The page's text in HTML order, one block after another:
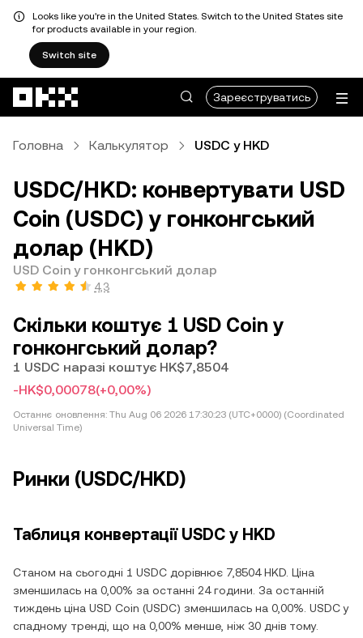
Looks like you're in the United States. Switch to the United States site
for products available in your region.
Switch site
Зареєструватись
Головна Калькулятор USDC у HKD
USDC/HKD: конвертувати USD
Coin (USDC) у гонконгський
долар (HKD)
USD Coin у гонконгський долар
4,3
Скільки коштує 1 USD Coin у
гонконгський долар?
1 USDC наразі коштує HK$7,8504
-HK$0,00078(+0,00%)
Останнє оновлення: Thu Aug 06 2026 17:30:23 (UTC+0000) (Coordinated
Universal Time)
Ринки (USDC/HKD)
Таблиця конвертації USDC у HKD
Станом на сьогодні 1 USDC дорівнює 7,8504 HKD. Ціна
зменшилась на 0,00% за останні 24 години. За останній
тиждень ціна USD Coin (USDC) зменшилась на 0,00%. USDC у
спадному тренді, що на 0,00% менше, ніж 30 днів тому.